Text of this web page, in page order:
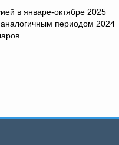
в январе-октябре 2025
периодом 2024